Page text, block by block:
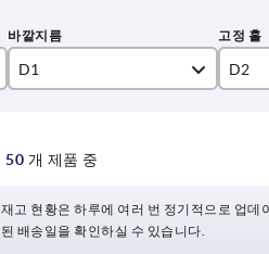
D1
100
125
140
D2
14
50 개 제품 중
재고 현황은 하루에 여러 번 정기적으로 업데
된 배송일을 확인하실 수 있습니다.